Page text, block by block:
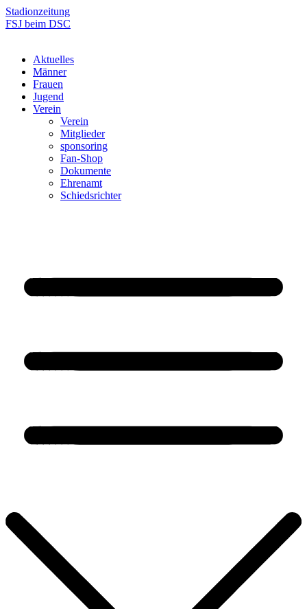
Zum
Inhalt
Stadionzeitung
FSJ beim DSC
Aktuelles
Männer
Frauen
Jugend
Verein
Verein
Mitglieder
sponsoring
Fan-Shop
Dokumente
Ehrenamt
Schiedsrichter